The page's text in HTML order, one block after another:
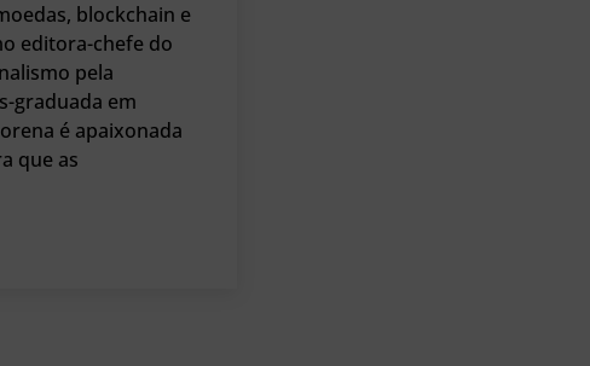
blockchain e
editora-chefe do
pela
graduada em
é apaixonada
que as